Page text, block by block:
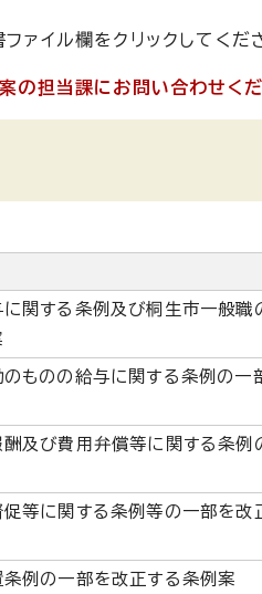
ァイル欄をクリックしてくだ
の担当課にお問い合わせくだ
関する条例及び桐生市一般
ものの給与に関する条例の一
及び費用弁償等に関する条例
等に関する条例等の一部を改
例の一部を改正する条例案